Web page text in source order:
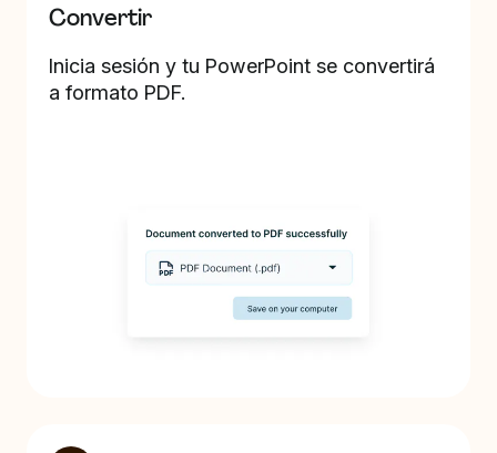
Convertir
Inicia sesión y tu PowerPoint se convertirá
a formato PDF.